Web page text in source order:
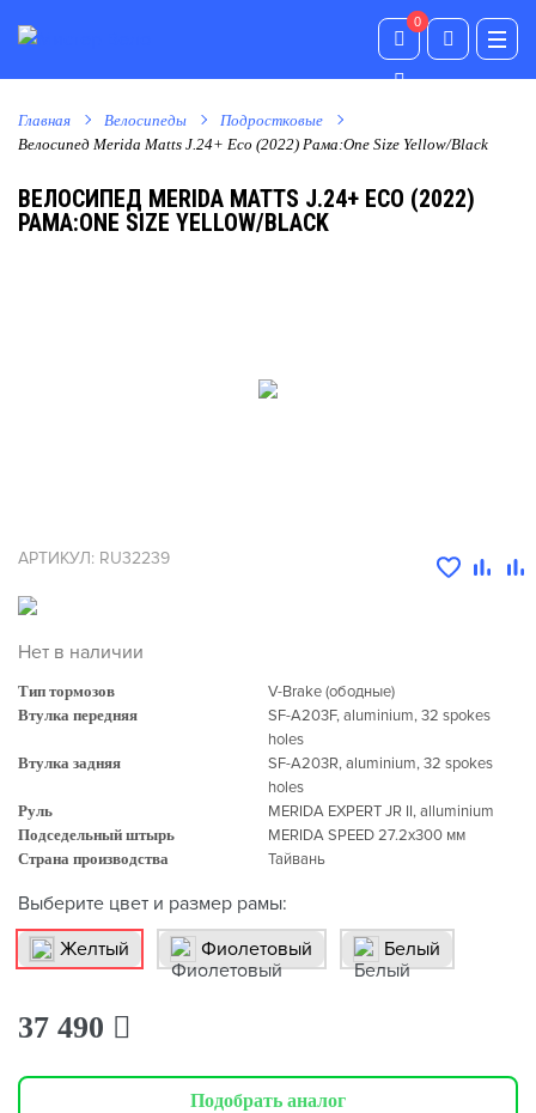
0
0
Главная Велосипеды
Подростковые
Велосипед Merida Matts J.24+ Eco (2022) Рама:One Size Yellow/Black
ВЕЛОСИПЕД MERIDA MATTS J.24+ ECO (2022)
РАМА:ONE SIZE YELLOW/BLACK
АРТИКУЛ: RU32239
Нет в наличии
Тип тормозов V-Brake (ободные)
Втулка передняя
SF-A203F, aluminium, 32 spokes
holes
Втулка задняя
SF-A203R, aluminium, 32 spokes
holes
Руль MERIDA EXPERT JR II, alluminium
Подседельный штырь MERIDA SPEED 27.2х300 мм
Страна производства Тайвань
Выберите цвет и размер рамы:
Желтый
Фиолетовый Белый
37 490
Подобрать аналог